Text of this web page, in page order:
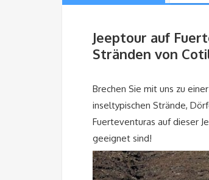
Jeeptour auf
Stränden von
Brechen Sie mit uns zu
inseltypischen Strände,
Fuerteventuras auf dieser
geeignet sind!